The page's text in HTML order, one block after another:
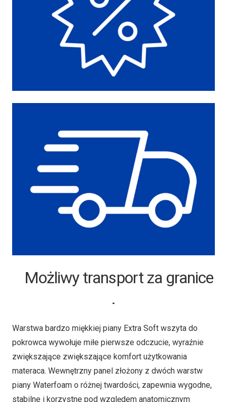
Możliwy transport za granice
.
Warstwa bardzo miękkiej piany Extra Soft wszyta do
pokrowca wywołuje miłe pierwsze odczucie, wyraźnie
zwiększające zwiększające komfort użytkowania
materaca. Wewnętrzny panel złożony z dwóch warstw
piany Waterfoam o różnej twardości, zapewnia wygodne,
stabilne i korzystne pod względem anatomicznym